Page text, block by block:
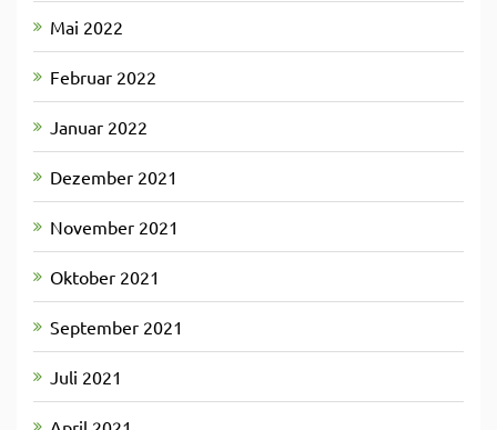
Mai 2022
Februar 2022
Januar 2022
Dezember 2021
November 2021
Oktober 2021
September 2021
Juli 2021